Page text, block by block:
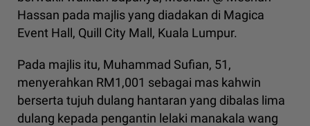
Hassan pada majlis yang diadakan di Magica
Event Hall, Quill City Mall, Kuala Lumpur.
Pada majlis itu, Muhammad Sufian, 51,
menyerahkan RM1,001 sebagai mas kahwin
berserta tujuh dulang hantaran yang dibalas lima
dulang kepada pengantin lelaki manakala wang